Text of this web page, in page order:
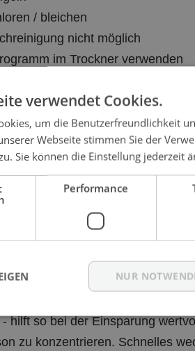
/ bleichen
nicht möglich
im Trockner verwenden
40, für Ihn: 46)
42/44, für Ihn: 48/50)
46/48, für Ihn: 52/54)
kann vorkommen das nicht
Ihnen für Alternativen nach.
zu den Pflegeoveralls der
Eine durchdachte Verarbeitung
hilft so bei der Einsparung
zu konzentrieren. Schnelles
verwendet Cookies.
um die Benutzerfreundlichkeit
Webseite stimmen Sie der
Sie können die Einstellung jederzeit
Performance
NUR